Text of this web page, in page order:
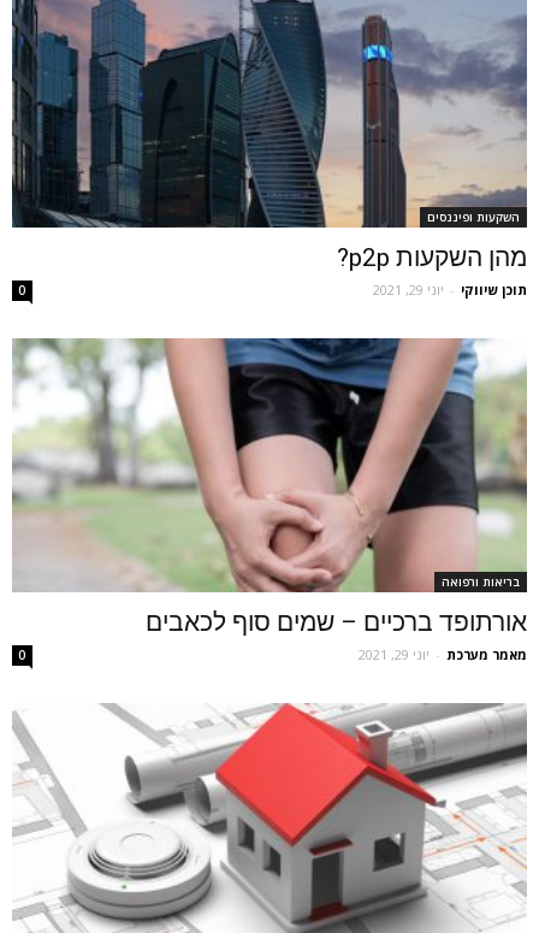
השקעות ופיננסים
מהן השקעות p2p?
תוכן שיווקי - יוני 29, 2021 0
בריאות ורפואה
אורתופד ברכיים – שמים סוף לכאבים
מאמר מערכת - יוני 29, 2021 0